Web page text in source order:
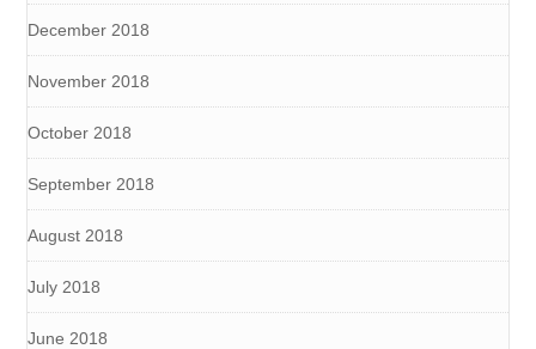
December 2018
November 2018
October 2018
September 2018
August 2018
July 2018
June 2018